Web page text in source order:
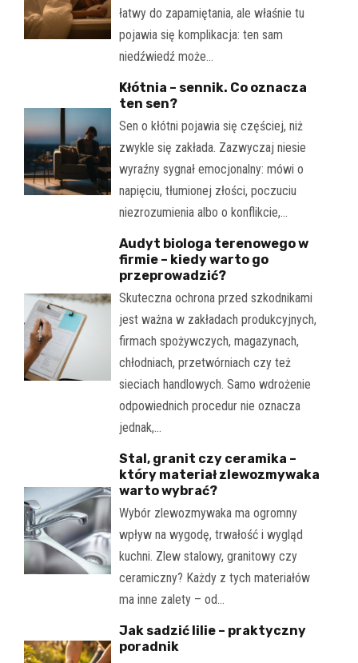
łatwy do zapamiętania, ale właśnie tu
pojawia się komplikacja: ten sam
niedźwiedź może…
Kłótnia – sennik. Co oznacza
ten sen?
Sen o kłótni pojawia się częściej, niż
zwykle się zakłada. Zazwyczaj niesie
wyraźny sygnał emocjonalny: mówi o
napięciu, tłumionej złości, poczuciu
niezrozumienia albo o konflikcie,…
Audyt biologa terenowego w
firmie – kiedy warto go
przeprowadzić?
Skuteczna ochrona przed szkodnikami
jest ważna w zakładach produkcyjnych,
firmach spożywczych, magazynach,
chłodniach, przetwórniach czy też
sieciach handlowych. Samo wdrożenie
odpowiednich procedur nie oznacza
jednak,…
Stal, granit czy ceramika –
który materiał zlewozmywaka
warto wybrać?
Wybór zlewozmywaka ma ogromny
wpływ na wygodę, trwałość i wygląd
kuchni. Zlew stalowy, granitowy czy
ceramiczny? Każdy z tych materiałów
ma inne zalety – od…
Jak sadzić lilie – praktyczny
poradnik